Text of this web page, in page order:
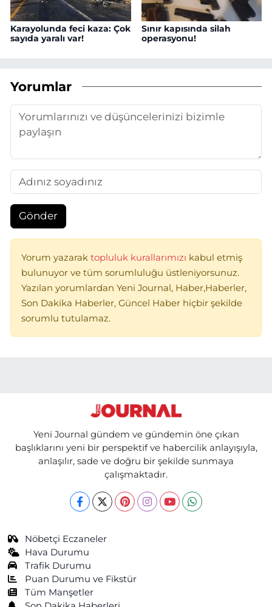
Karayolunda feci kaza: Çok
sayıda yaralı var!
Sınır kapısında silah
operasyonu!
Yorumlar
Gönder
Yorum yazarak topluluk kurallarımızı kabul etmiş
bulunuyor ve tüm sorumluluğu üstleniyorsunuz.
Yazılan yorumlardan Yeni Journal, Haber,Haberler,
Son Dakika Haberler, Güncel Haber hiçbir şekilde
sorumlu tutulamaz.
Yeni Journal gündem ve gündemin öne çıkan
başlıklarını yeni bir perspektif ve habercilik anlayışıyla,
anlaşılır, sade ve doğru bir şekilde sunmaya
çalışmaktadır.
Nöbetçi Eczaneler
Hava Durumu
Trafik Durumu
Puan Durumu ve Fikstür
Tüm Manşetler